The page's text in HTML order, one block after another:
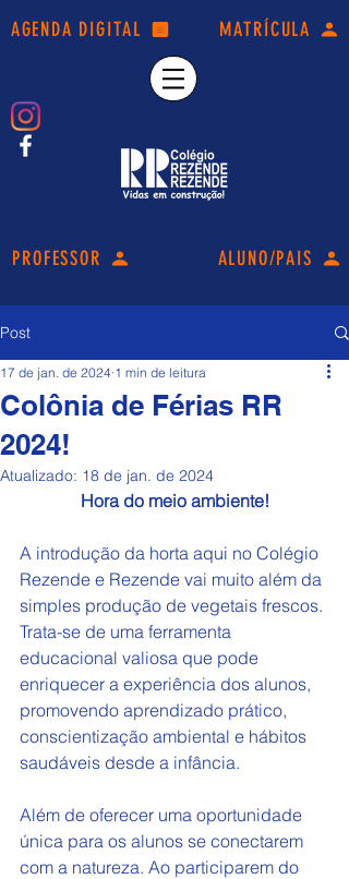
AGENDA DIGITAL MATRÍCULA
PROFESSOR ALUNO/PAIS
Post
Colônia de Férias RR
2024!
17 de jan. de 2024 1 min de leitura
Atualizado: 18 de jan. de 2024
Hora do meio ambiente!
A introdução da horta aqui no Colégio
Rezende e Rezende vai muito além da
simples produção de vegetais frescos.
Trata-se de uma ferramenta
educacional valiosa que pode
enriquecer a experiência dos alunos,
promovendo aprendizado prático,
conscientização ambiental e hábitos
saudáveis desde a infância.
Além de oferecer uma oportunidade
única para os alunos se conectarem
com a natureza. Ao participarem do